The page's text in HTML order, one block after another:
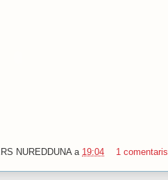
NUREDDUNA a 19:04 1 comentaris